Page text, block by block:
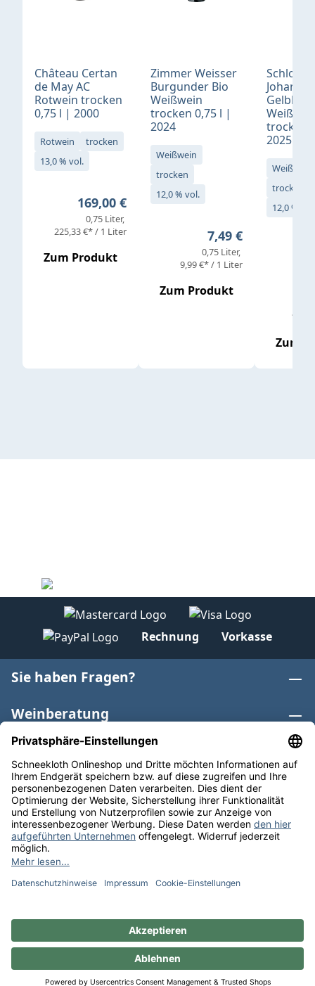
Château Certan
de May AC
Rotwein trocken
0,75 l | 2000
Rotwein
trocken
13,0 % vol.
Regulärer Preis:
169,00 €
0,75 Liter
225,33 €* / 1 Liter
Zum Produkt
Zimmer Weisser
Burgunder Bio
Weißwein
trocken 0,75 l |
2024
Weißwein
trocken
12,0 % vol.
Regulärer Preis:
7,49 €
0,75 Liter
9,99 €* / 1 Liter
Zum Produkt
Schloß
Gelblack
trocken
2025
Weißwein
trocken
12,0 % vol.
Zum
Rechnung Vorkasse
Sie haben Fragen?
Weinberatung
Informationen
Weinkategorien
Internationaler Wein
* Alle Preise inkl. gesetzl. Mehrwertsteuer zzgl.
anders angegeben. Bioprodukte im Bio-Kontrollverfahren
** Kostenfreie Lieferung ab 75 € Bestellwert in DE. Werktags
versandfertig in 24h.